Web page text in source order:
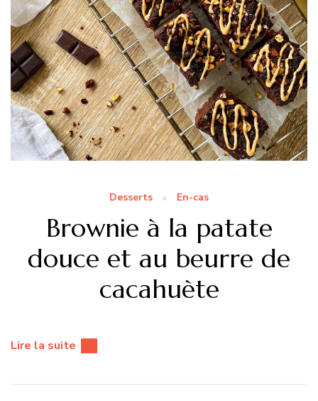
Desserts En-cas
Brownie à la patate
douce et au beurre de
cacahuète
Lire la suite